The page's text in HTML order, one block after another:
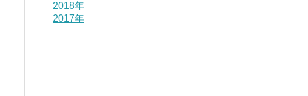
2018年
2017年